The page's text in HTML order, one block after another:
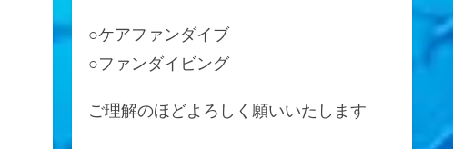
○ケアファンダイブ
○ファンダイビング
ご理解のほどよろしく願いいたします